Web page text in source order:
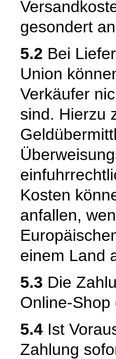
gesondert
5.2 Bei
Union
Verkäufer
sind. Hierzu
Kosten
anfallen,
einem Land
5.3 Die
Online-Shop
5.4 Ist
Zahlung